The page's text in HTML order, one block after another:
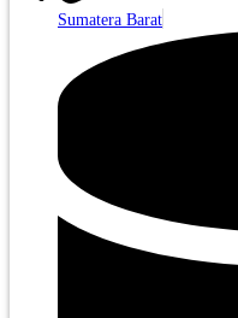
Sumatera Barat